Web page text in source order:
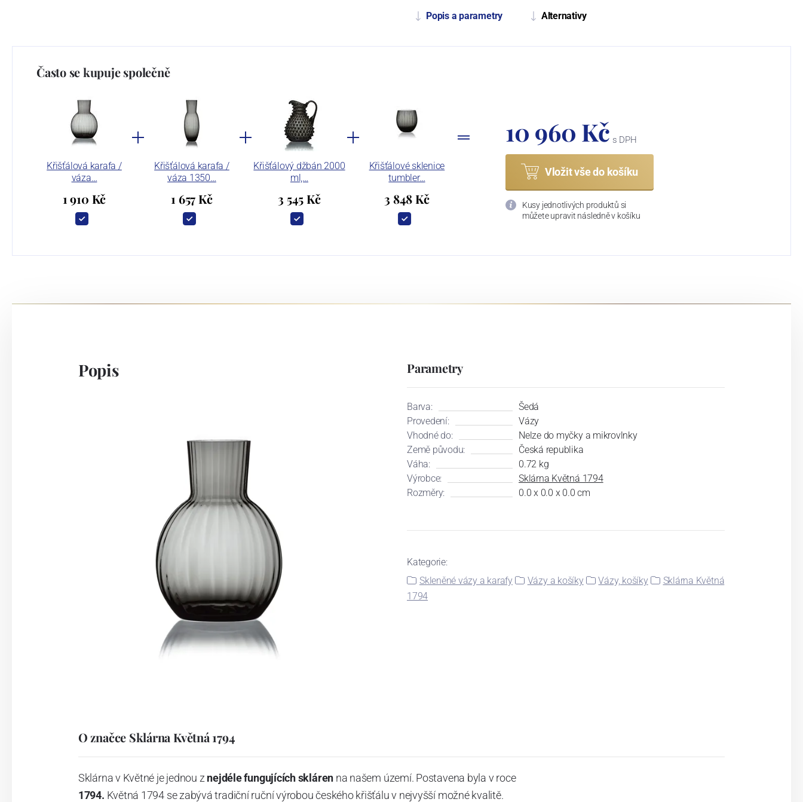
Popis a parametry Alternativy
Často se kupuje společně
Křišťálová karafa /
váza…
1 910 Kč
Křišťálová karafa /
váza 1350…
1 657 Kč
Křišťálový džbán 2000
ml,…
3 545 Kč
Křišťálové sklenice
tumbler…
3 848 Kč
10 960 Kč s DPH
Vložit vše do košíku
Kusy jednotlivých produktů si
můžete upravit následně v košíku
Popis Parametry
Barva:
Šedá
Provedení:
Vázy
Vhodné do:
Nelze do myčky a mikrovlnky
Země původu:
Česká republika
Váha:
0.72 kg
Výrobce:
Sklárna Květná 1794
Rozměry:
0.0 x 0.0 x 0.0 cm
Kategorie:
Skleněné vázy a karafy
Vázy a košíky Vázy, košíky
Sklárna Květná
1794
O značce Sklárna Květná 1794
Sklárna v Květné je jednou z nejdéle fungujících skláren na našem území. Postavena byla v roce
1794. Květná 1794 se zabývá tradiční ruční výrobou českého křišťálu v nejvyšší možné kvalitě.